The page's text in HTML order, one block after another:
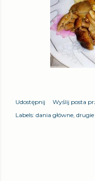
Udostępnij
Wyślij posta
Labels: dania główne drugie